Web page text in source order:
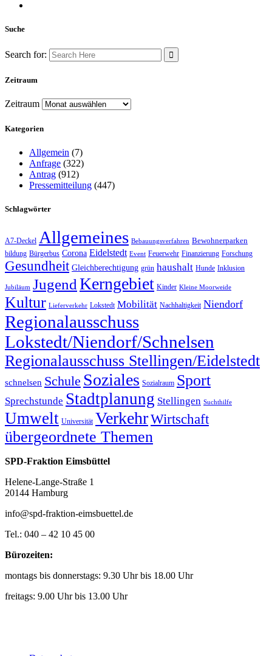
Suche
Search for:
Zeitraum
Zeitraum
Kategorien
Allgemein (7)
Anfrage (322)
Antrag (912)
Pressemitteilung (447)
Schlagwörter
A7-Deckel Allgemeines Bebauungsverfahren Bewohnerparken
bildung Bürgerbus Corona Eidelstedt Event Feuerwehr Finanzierung Forschung
Gesundheit Gleichberechtigung grün haushalt Hunde Inklusion
Jubiläum Jugend Kerngebiet Kinder Kleine Moorweide
Kultur Lieferverkehr Lokstedt Mobilität Nachhaltigkeit Niendorf
Regionalausschuss
Lokstedt/Niendorf/Schnelsen
Regionalausschuss Stellingen/Eidelstedt
schnelsen Schule Soziales Sozialraum Sport
Sprechstunde Stadtplanung Stellingen Suchthilfe
Umwelt Universität VerkehrWirtschaft
übergeordnete Themen
SPD-Fraktion Eimsbüttel
Helene-Lange-Straße 1
20144 Hamburg
info@spd-fraktion-eimsbuettel.de
Tel.: 040 – 42 10 45 00
Bürozeiten:
montags bis donnerstags: 9.30 Uhr bis 18.00 Uhr
freitags: 9.00 Uhr bis 13.00 Uhr